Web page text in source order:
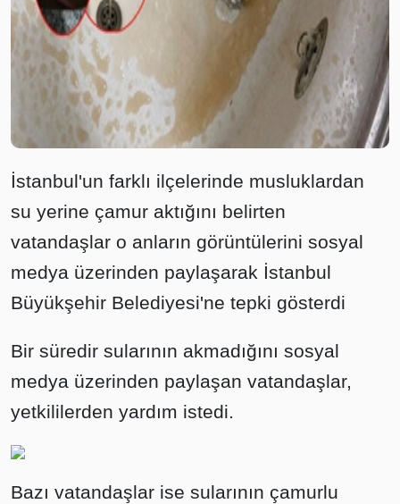
İstanbul'un farklı ilçelerinde musluklardan
su yerine çamur aktığını belirten
vatandaşlar o anların görüntülerini sosyal
medya üzerinden paylaşarak İstanbul
Büyükşehir Belediyesi'ne tepki gösterdi
Bir süredir sularının akmadığını sosyal
medya üzerinden paylaşan vatandaşlar,
yetkililerden yardım istedi.
Bazı vatandaşlar ise sularının çamurlu